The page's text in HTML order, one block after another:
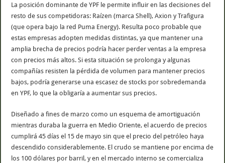
La posición dominante de YPF le permite influir en las decisiones del
resto de sus competidoras: Raízen (marca Shell), Axion y Trafigura
(que opera bajo la red Puma Energy). Resulta poco probable que
estas empresas adopten medidas distintas, ya que mantener una
amplia brecha de precios podría hacer perder ventas a la empresa
con precios más altos. Si esta situación se prolonga y algunas
compañías resisten la pérdida de volumen para mantener precios
bajos, podría generarse una escasez de stocks por sobredemanda
en YPF, lo que la obligaría a aumentar sus precios.
Diseñado a fines de marzo como un esquema de amortiguación
mientras duraba la guerra en Medio Oriente, el acuerdo de precios
cumplirá 45 días el 15 de mayo sin que el precio del petróleo haya
descendido considerablemente. El crudo se mantiene por encima de
los 100 dólares por barril, y en el mercado interno se comercializa